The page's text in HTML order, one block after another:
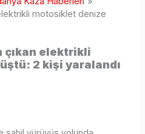
motosiklet denize
çıkan elektrikli
2 kişi yaralandı